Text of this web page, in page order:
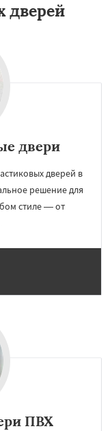
дверей
двери
дверей в
решение для
стиле — от
ПВХ